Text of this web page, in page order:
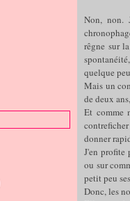
Non, non.
rêgne sur
quelque
Mais un
de deux
Et comme
donner
J'en profite
ou sur
petit peu
Donc, les